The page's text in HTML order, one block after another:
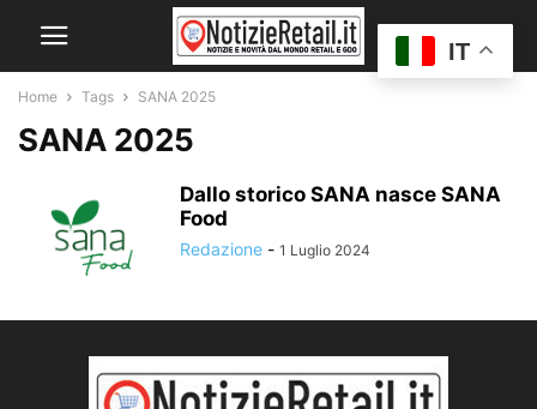
Home Tags SANA 2025
SANA 2025
Dallo storico SANA nasce SANA
Food
Redazione - 1 Luglio 2024
IT